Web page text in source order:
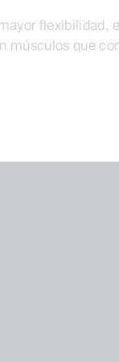
flexibilidad,
músculos que